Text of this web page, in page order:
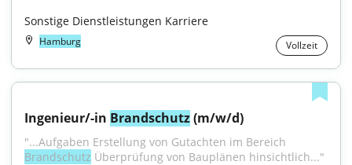
Sonstige Dienstleistungen Karriere
Hamburg Vollzeit
Ingenieur/-in Brandschutz (m/w/d)
Brandschutz Überprüfung von Bauplänen hinsichtlich..."